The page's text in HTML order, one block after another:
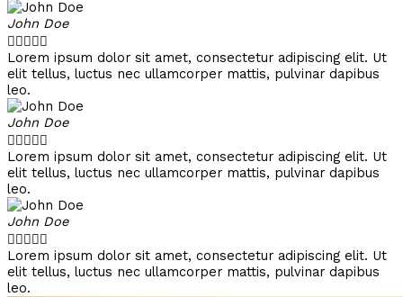
John Doe

Lorem ipsum dolor sit amet, consectetur adipiscing elit. Ut
elit tellus, luctus nec ullamcorper mattis, pulvinar dapibus
leo.
John Doe

Lorem ipsum dolor sit amet, consectetur adipiscing elit. Ut
elit tellus, luctus nec ullamcorper mattis, pulvinar dapibus
leo.
John Doe

Lorem ipsum dolor sit amet, consectetur adipiscing elit. Ut
elit tellus, luctus nec ullamcorper mattis, pulvinar dapibus
leo.